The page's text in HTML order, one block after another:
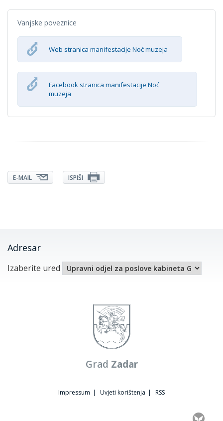
Vanjske poveznice
Web stranica manifestacije Noć muzeja
Facebook stranica manifestacije Noć
muzeja
E-MAIL ISPIŠI
Adresar
Izaberite ured
Grad Zadar
Impressum | Uvjeti korištenja | RSS